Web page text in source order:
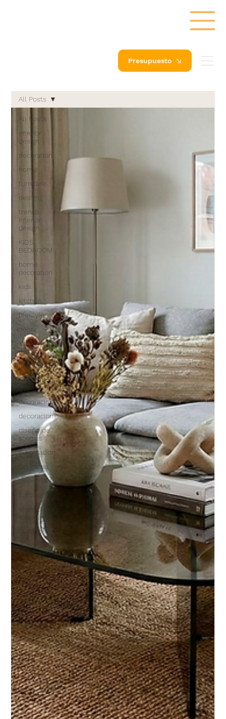
Presupuesto
All Posts
interior
design
decoration
home
furniture
design
trends
interior
design
KIDS
BEDROOM
home
decoration
kids
kitchen
lifestyle
decor
kitchen
design
home&living
Decoration
Casa
decoracion
decoracion
diseño de
cocinas
iluminacion
lamparas
interiordesign
lighting
comedores
modernos
Outdoor
All Posts